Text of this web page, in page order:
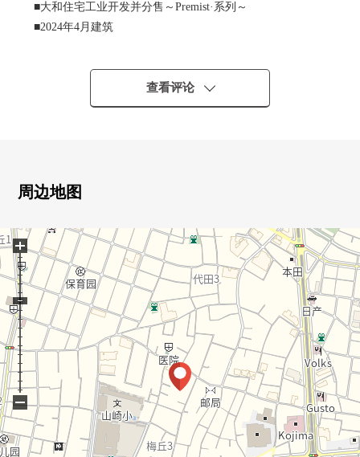
■大和住宅工业开发并分售～Premist·系列～
■2024年4月建筑
■最上階4楼、采光房
■小田急线"梅丘"车站步行9分钟
■趣味作为某一个摩登的低层Residence
■有2面开口部的开放感觉的客厅
■纵深约2m的阳台
■从属于贮藏室(阳台部分)
※实际使用面积包括面积。
■61.71平米(约18.66坪)
■2LDK+WIC+TR+S
※WIC：步入式衣帽间，TR：贮藏室，S：储藏室
■在门口和走廊设置窗的亮的房型设计
■作为收纳丰富的房间(收藏在各房间，在走廊收藏在储藏
室，走廊上部)
■天花板高度：2.5m(客厅、西式房间)
■地板暖气设置(客厅、西式房间部分)
■附带洗碗机的组合厨房
查看评论
周边地图
+
−